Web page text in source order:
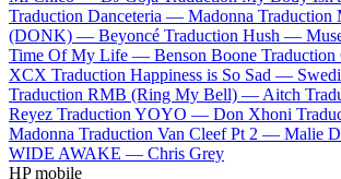
Traduction Danceteria — Madonna
(DONK) — Beyoncé Traduction Hush —
Time Of My Life — Benson Boone
XCX Traduction Happiness is So Sad —
Traduction RMB (Ring My Bell) —Aitch
Reyez Traduction YOYO — Don Xhoni
Madonna Traduction Van Cleef Pt 2 — Malie
WIDE AWAKE — Chris Grey
HP mobile